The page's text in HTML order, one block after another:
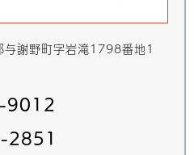
謝野町字岩滝1798番地1
9012
2851